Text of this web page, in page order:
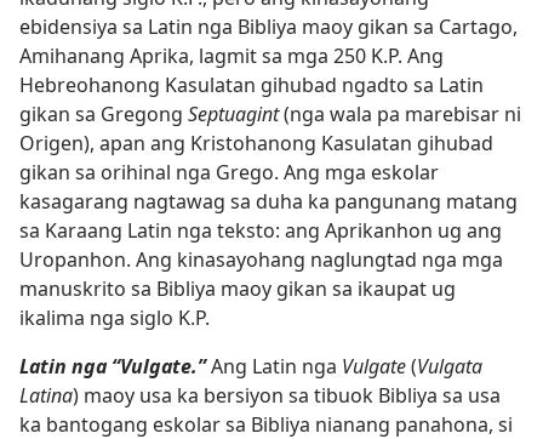
ebidensiya sa Latin nga Bibliya maoy gikan sa Cartago,
Amihanang Aprika, lagmit sa mga 250 K.P. Ang
Hebreohanong Kasulatan gihubad ngadto sa Latin
gikan sa Gregong Septuagint(nga wala pa marebisar ni
Origen), apan ang Kristohanong Kasulatan gihubad
gikan sa orihinal nga Grego. Ang mga eskolar
kasagarang nagtawag sa duha ka pangunang matang
sa Karaang Latin nga teksto: ang Aprikanhon ug ang
Uropanhon. Ang kinasayohang naglungtad nga mga
manuskrito sa Bibliya maoy gikan sa ikaupat ug
ikalima nga siglo K.P.
Latin nga “Vulgate.”Ang Latin nga Vulgate(Vulgata
Latina) maoy usa ka bersiyon sa tibuok Bibliya sa usa
ka bantogang eskolar sa Bibliya nianang panahona, si